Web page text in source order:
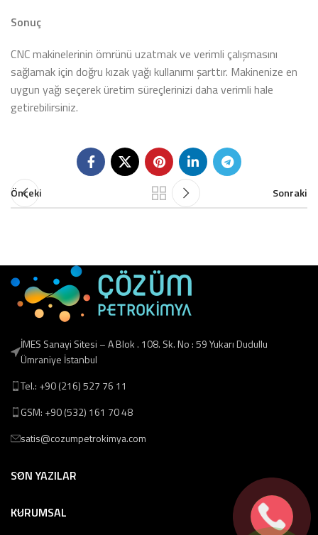
Sonuç
CNC makinelerinin ömrünü uzatmak ve verimli çalışmasını
sağlamak için doğru kızak yağı kullanımı şarttır. Makinenize en
uygun yağı seçerek üretim süreçlerinizi daha verimli hale
getirebilirsiniz.
Önceki Sonraki
İMES Sanayi Sitesi – A Blok . 108. Sk. No : 59 Yukarı Dudullu
Ümraniye İstanbul
Tel.: +90 (216) 527 76 11
GSM: +90 (532) 161 70 48
satis@cozumpetrokimya.com
SON YAZILAR
KURUMSAL